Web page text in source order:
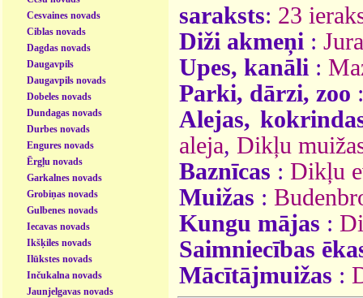
Cesvaines novads
Ciblas novads
Dagdas novads
Daugavpils
Daugavpils novads
Dobeles novads
Dundagas novads
Durbes novads
Engures novads
Ērgļu novads
Garkalnes novads
Grobiņas novads
Gulbenes novads
Iecavas novads
Ikšķiles novads
Ilūkstes novads
Inčukalna novads
Jaunjelgavas novads
saraksts: 23
Diži akmeņi :
Upes, kanāli :
Parki, dārzi, zoo
Alejas,
aleja, Dikļu
Baznīcas : Dikļu
Muižas :
Kungu mājas :
Saimniecības
Mācītājmuižas :